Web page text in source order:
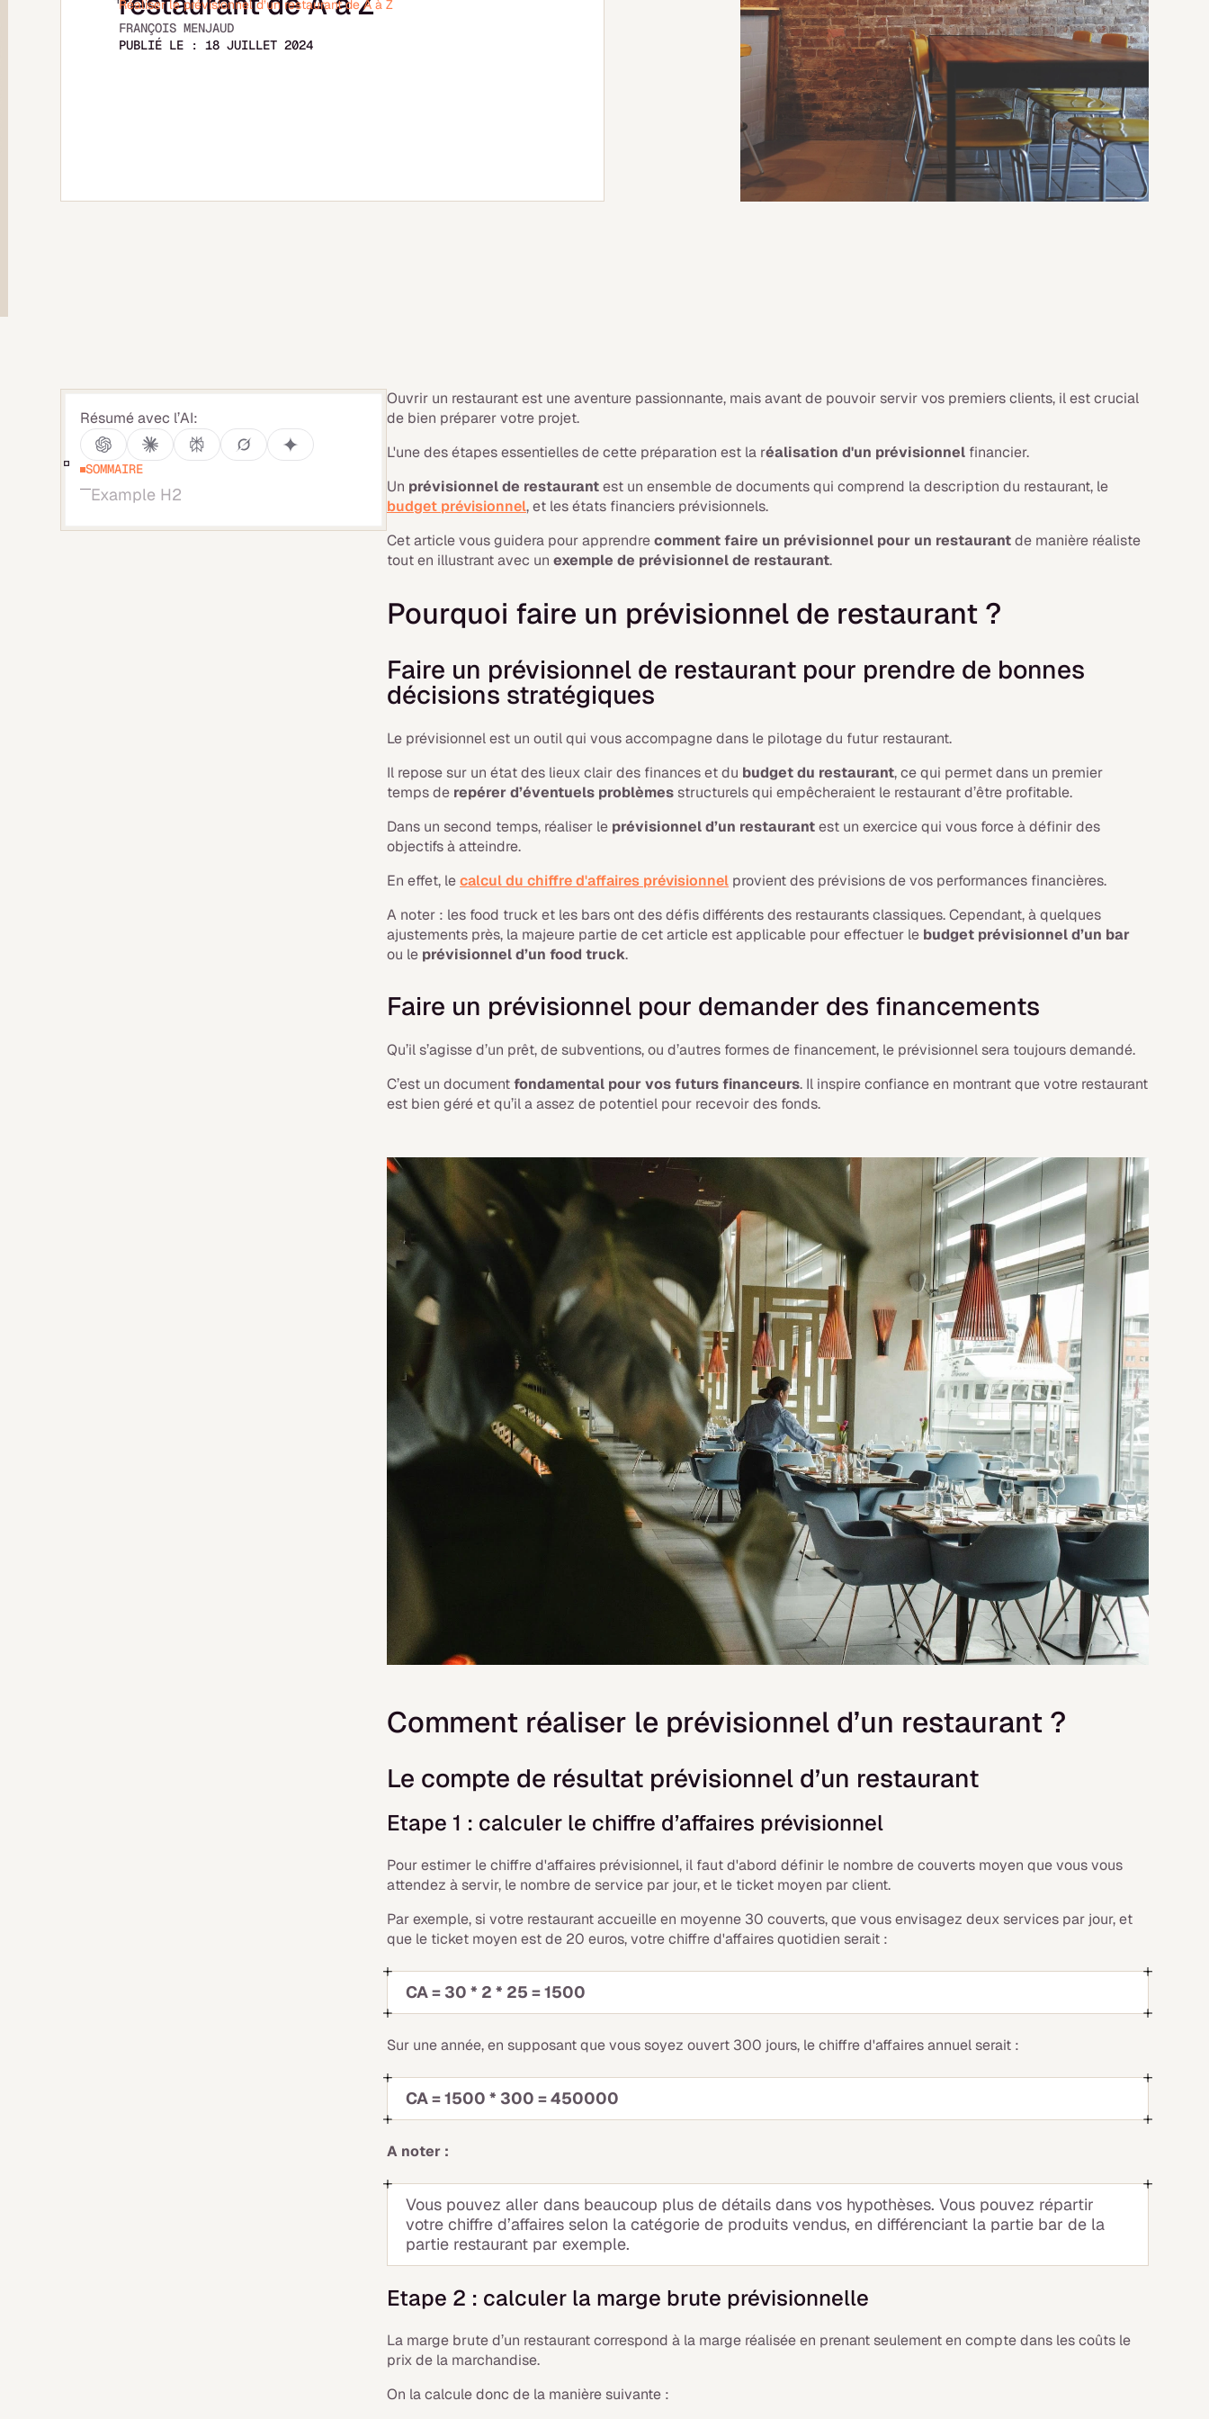
Réaliser le prévisionnel d’un restaurant de A à Z
FRANÇOIS MENJAUD
PUBLIÉ LE : 18 JUILLET 2024
Résumé avec l’AI:
SOMMAIRE
Example H2
Ouvrir un restaurant est une aventure passionnante, mais avant de pouvoir servir vos premiers clients, il est crucial
de bien préparer votre projet.
L'une des étapes essentielles de cette préparation est la réalisation d'un prévisionnel financier.
Un prévisionnel de restaurantest un ensemble de documents qui comprend la description du restaurant, le
budget prévisionnel, et les états financiers prévisionnels.
Cet article vous guidera pour apprendrecomment faire un prévisionnel pour un restaurantde manière réaliste
tout en illustrant avec unexemple de prévisionnel de restaurant.
Pourquoi faire un prévisionnel de restaurant ?
Faire un prévisionnel de restaurant pour prendre de bonnes
décisions stratégiques
Le prévisionnel est un outil qui vous accompagne dans le pilotage du futur restaurant.
Il repose sur un état des lieux clair des finances et du budget du restaurant, ce qui permet dans un premier
temps de repérer d’éventuels problèmesstructurels qui empêcheraient le restaurant d’être profitable.
Dans un second temps, réaliser le prévisionnel d’un restaurantest un exercice qui vous force à définir des
objectifs à atteindre.
En effet, lecalcul du chiffre d'affaires prévisionnel provient des prévisions de vos performances financières.
A noter : les food truck et les bars ont des défis différents des restaurants classiques. Cependant, à quelques
ajustements près, la majeure partie de cet article est applicable pour effectuer le budget prévisionnel d’un bar
ou le prévisionnel d’un food truck.
Faire un prévisionnel pour demander des financements
Qu’il s’agisse d’un prêt, de subventions, ou d’autres formes de financement, le prévisionnel sera toujours demandé.
C’est un documentfondamental pour vos futurs financeurs. Il inspire confiance en montrant que votre restaurant
est bien géré et qu’il a assez de potentiel pour recevoir des fonds.
Comment réaliser le prévisionnel d’un restaurant ?
Le compte de résultat prévisionnel d’un restaurant
Etape 1 : calculer le chiffre d’affaires prévisionnel
Pour estimer le chiffre d'affaires prévisionnel, il faut d'abord définir le nombre de couverts moyen que vous vous
attendez à servir, le nombre de service par jour, et le ticket moyen par client.
Par exemple, si votre restaurant accueille en moyenne 30 couverts, que vous envisagez deux services par jour, et
que le ticket moyen est de 20 euros, votre chiffre d'affaires quotidien serait :
CA = 30 * 2 * 25 = 1500
Sur une année, en supposant que vous soyez ouvert 300 jours, le chiffre d'affaires annuel serait :
CA = 1500 * 300 = 450000
A noter :
Vous pouvez aller dans beaucoup plus de détails dans vos hypothèses. Vous pouvez répartir
votre chiffre d’affaires selon la catégorie de produits vendus, en différenciant la partie bar de la
partie restaurant par exemple.
Etape 2 : calculer la marge brute prévisionnelle
La marge brute d’un restaurant correspond à la marge réalisée en prenant seulement en compte dans les coûts le
prix de la marchandise.
On la calcule donc de la manière suivante :